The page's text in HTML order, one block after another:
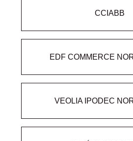
CCIABB
EDF COMMERCE
VEOLIA IPODEC